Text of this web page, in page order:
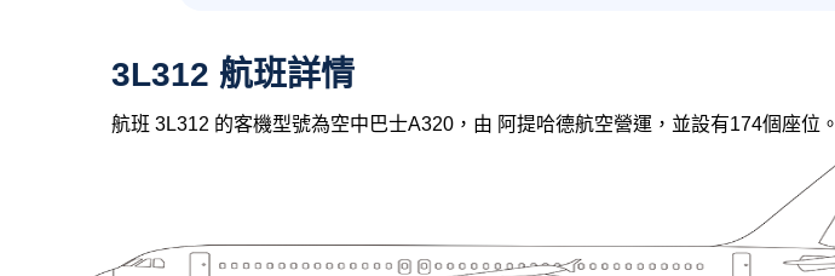
3L312 航班詳情
航班 3L312 的客機型號為空中巴士A320，由 阿提哈德航空營運，並設有174個座位。